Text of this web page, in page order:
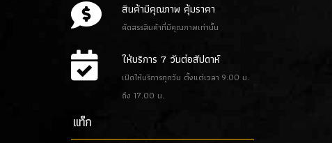
สินค้ามีคุณภาพ คุ้มราคา
คัดสรรสินค้าที่มีคุณภาพเท่านั้น
ให้บริการ 7 วันต่อสัปดาห์
เปิดให้บริการทุกวัน ตั้งแต่เวลา 9.00 น.
ถึง 17.00 น.
เเท็ก